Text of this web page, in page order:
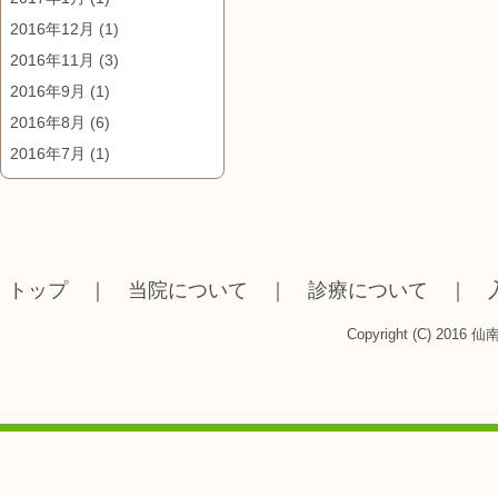
2016年12月 (1)
2016年11月 (3)
2016年9月 (1)
2016年8月 (6)
2016年7月 (1)
トップ｜ 当院について 診療について
Copyright (C) 2016 仙